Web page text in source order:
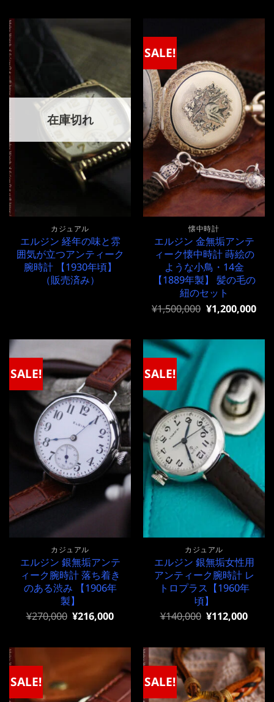
¥180,000
で
は
¥180,000 ¥120,000
で
し
た。
は
す。
在庫切れ
カジュアル
エルジン 経年の味と雰
囲気が立つアンティーク
腕時計 【1930年頃】
（販売済み）
SALE!
懐中時計
エルジン 金無垢アンテ
ィーク懐中時計 蒔絵の
ような小鳥・14金
【1889年製】 髪の毛の
紐のセット
元
格
は
¥1,500,000
で
し
¥1,500,000 現
価
格
は
¥1,500,000
す。
¥1,200,000
SALE!
カジュアル
エルジン 銀無垢アンテ
ィーク腕時計 落ち着き
のある渋み 【1906年
製】
元
格
¥270,000
で
し
た。
¥270,000 現
価
格
¥270,000
す。
¥216,000
SALE!
カジュアル
エルジン 銀無垢女性用
アンティーク腕時計 レ
トロプラス【1960年
頃】
元
格
は
¥140,000
で
し
た。
¥140,000 現
価
格
は
¥140,000
で
す。
¥112,000
SALE! SALE!